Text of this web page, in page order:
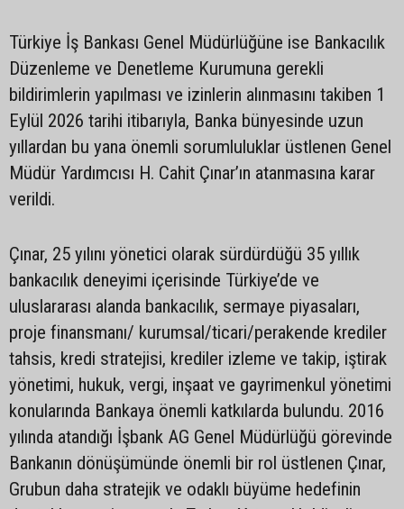
Türkiye İş Bankası Genel Müdürlüğüne ise Bankacılık
Düzenleme ve Denetleme Kurumuna gerekli
bildirimlerin yapılması ve izinlerin alınmasını takiben 1
Eylül 2026 tarihi itibarıyla, Banka bünyesinde uzun
yıllardan bu yana önemli sorumluluklar üstlenen Genel
Müdür Yardımcısı H. Cahit Çınar’ın atanmasına karar
verildi.
Çınar, 25 yılını yönetici olarak sürdürdüğü 35 yıllık
bankacılık deneyimi içerisinde Türkiye’de ve
uluslararası alanda bankacılık, sermaye piyasaları,
proje finansmanı/ kurumsal/ticari/perakende krediler
tahsis, kredi stratejisi, krediler izleme ve takip, iştirak
yönetimi, hukuk, vergi, inşaat ve gayrimenkul yönetimi
konularında Bankaya önemli katkılarda bulundu. 2016
yılında atandığı İşbank AG Genel Müdürlüğü görevinde
Bankanın dönüşümünde önemli bir rol üstlenen Çınar,
Grubun daha stratejik ve odaklı büyüme hedefinin